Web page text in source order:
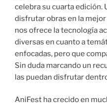
celebra su cuarta edición.
disfrutar obras en la
nos ofrece la tecnología
diversas en cuanto a
enfocadas, pero que
Sin duda marcando un
las puedan disfrutar
AniFest ha crecido en